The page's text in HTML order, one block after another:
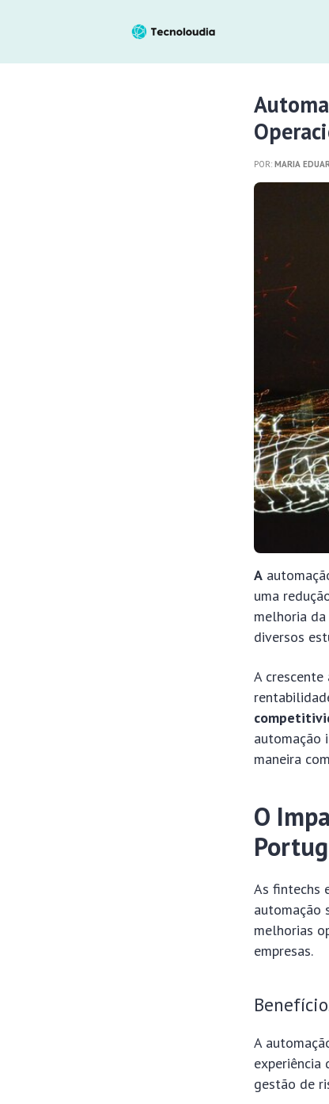
POR:MARIA
A
uma
melhoria
diversos
A
automação
maneira
O
As fintechs
automação
melhorias
empresas.
A
gestão de